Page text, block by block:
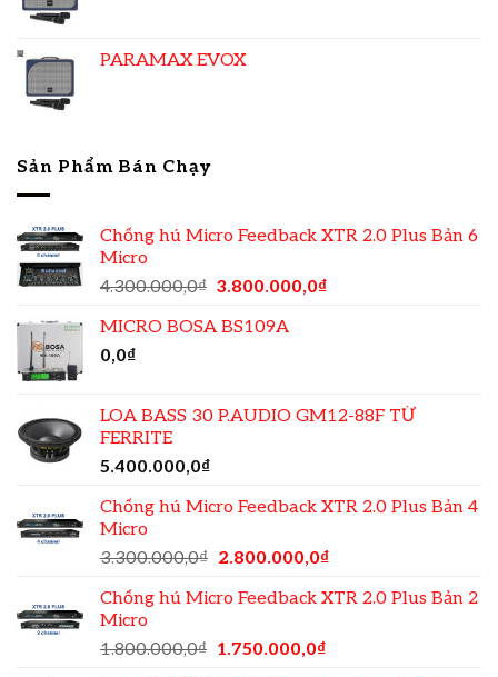
PARAMAX EVOX
Sản Phẩm Bán Chạy
Chống hú Micro Feedback XTR 2.0 Plus Bản 6
Micro
4.300.000,0₫ 3.800.000,0₫
MICRO BOSA BS109A
0,0₫
LOA BASS 30 P.AUDIO GM12-88F TỪ
FERRITE
5.400.000,0₫
Chống hú Micro Feedback XTR 2.0 Plus Bản 4
Micro
3.300.000,0₫ 2.800.000,0₫
Chống hú Micro Feedback XTR 2.0 Plus Bản 2
Micro
1.800.000,0₫ 1.750.000,0₫